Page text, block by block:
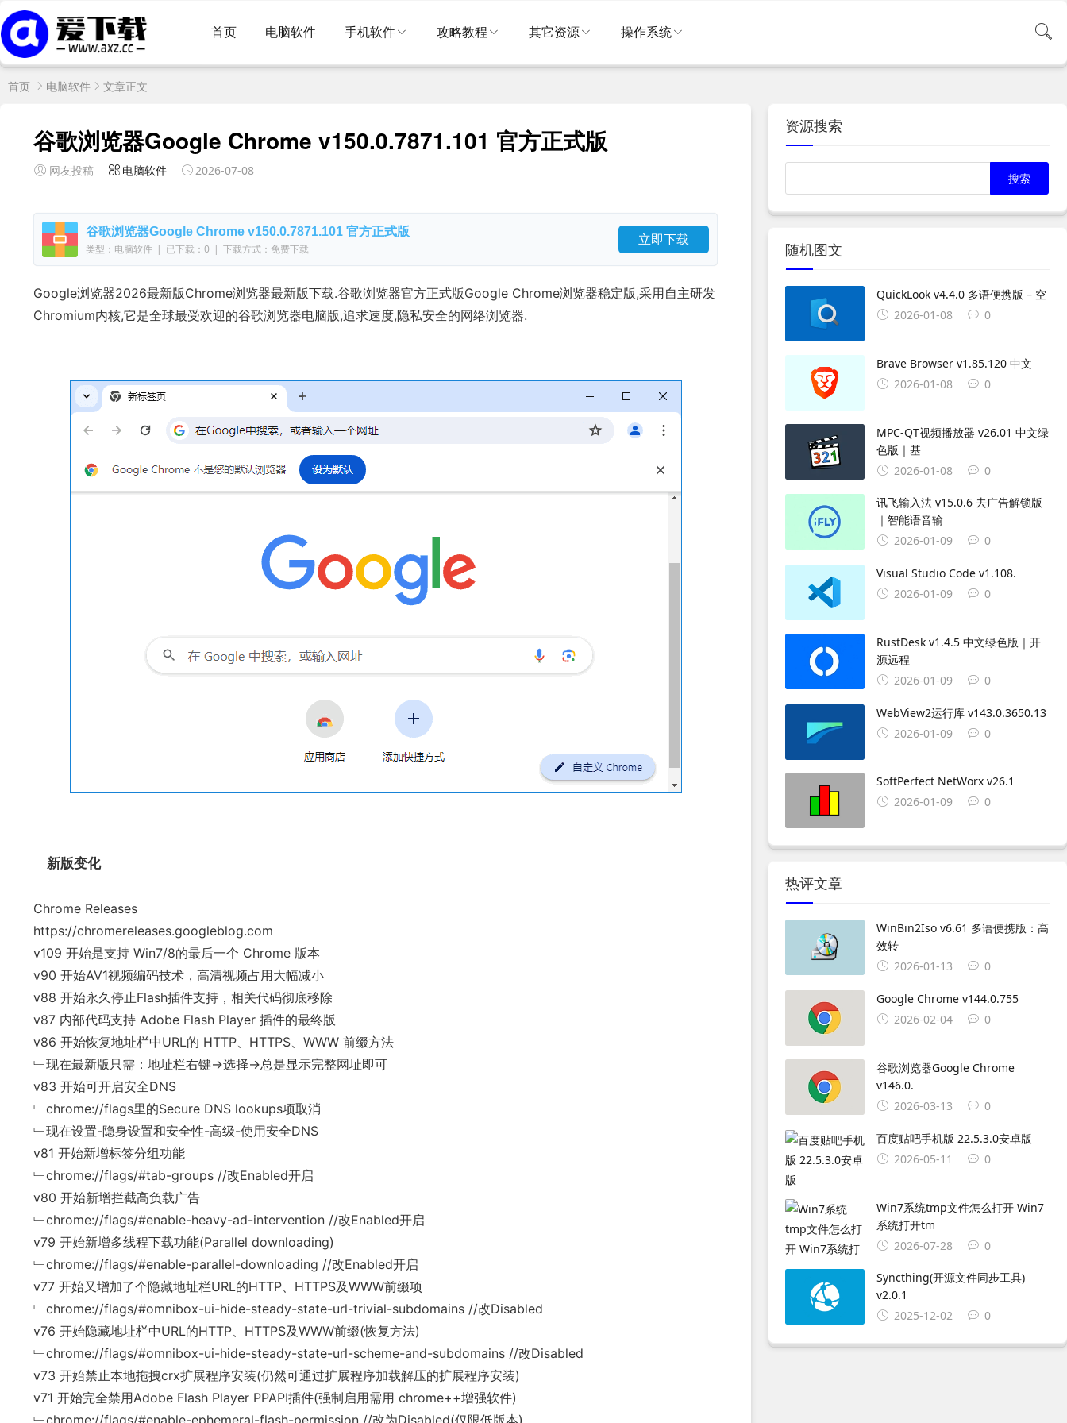
首页 电脑软件 手机软件 攻略教程 其它资源 操作系统
首页 电脑软件 文章正文
谷歌浏览器Google Chrome v150.0.7871.101 官方正式版
网友投稿 电脑软件 2026-07-08
谷歌浏览器Google Chrome v150.0.7871.101 官方正式版
类型：电脑软件 | 已下载：0 | 下载方式：免费下载
立即下载
Google浏览器2026最新版Chrome浏览器最新版下载.谷歌浏览器官方正式版Google Chrome浏览器稳定版,采用自主研发
Chromium内核,它是全球最受欢迎的谷歌浏览器电脑版,追求速度,隐私安全的网络浏览器.
新版变化
Chrome Releases
https://chromereleases.googleblog.com
v109 开始是支持 Win7/8的最后一个 Chrome 版本
v90 开始AV1视频编码技术，高清视频占用大幅减小
v88 开始永久停止Flash插件支持，相关代码彻底移除
v87 内部代码支持 Adobe Flash Player 插件的最终版
v86 开始恢复地址栏中URL的 HTTP、HTTPS、WWW 前缀方法
﹂现在最新版只需：地址栏右键->选择->总是显示完整网址即可
v83 开始可开启安全DNS
﹂chrome://flags里的Secure DNS lookups项取消
﹂现在设置-隐身设置和安全性-高级-使用安全DNS
v81 开始新增标签分组功能
﹂chrome://flags/#tab-groups //改Enabled开启
v80 开始新增拦截高负载广告
﹂chrome://flags/#enable-heavy-ad-intervention //改Enabled开启
v79 开始新增多线程下载功能(Parallel downloading)
﹂chrome://flags/#enable-parallel-downloading //改Enabled开启
v77 开始又增加了个隐藏地址栏URL的HTTP、HTTPS及WWW前缀项
﹂chrome://flags/#omnibox-ui-hide-steady-state-url-trivial-subdomains //改Disabled
v76 开始隐藏地址栏中URL的HTTP、HTTPS及WWW前缀(恢复方法)
﹂chrome://flags/#omnibox-ui-hide-steady-state-url-scheme-and-subdomains //改Disabled
v73 开始禁止本地拖拽crx扩展程序安装(仍然可通过扩展程序加载解压的扩展程序安装)
v71 开始完全禁用Adobe Flash Player PPAPI插件(强制启用需用 chrome++增强软件)
﹂chrome://flags/#enable-ephemeral-flash-permission //改为Disabled(仅限低版本)
资源搜索
随机图文
QuickLook v4.4.0 多语便携版 – 空
2026-01-08
0
Brave Browser v1.85.120 中文
2026-01-08
0
MPC-QT视频播放器 v26.01 中文绿
色版｜基
2026-01-08
0
讯飞输入法 v15.0.6 去广告解锁版
｜智能语音输
2026-01-09
0
Visual Studio Code v1.108.
2026-01-09
0
RustDesk v1.4.5 中文绿色版｜开
源远程
2026-01-09
0
WebView2运行库 v143.0.3650.13
2026-01-09
0
SoftPerfect NetWorx v26.1
2026-01-09
0
热评文章
WinBin2Iso v6.61 多语便携版：高
效转
2026-01-13
0
Google Chrome v144.0.755
2026-02-04
0
谷歌浏览器Google Chrome
v146.0.
2026-03-13
0
百度贴吧手机版 22.5.3.0安卓版
2026-05-11
0
Win7系统tmp文件怎么打开 Win7
系统打开tm
2026-07-28
0
Syncthing(开源文件同步工具)
v2.0.1
2025-12-02
0